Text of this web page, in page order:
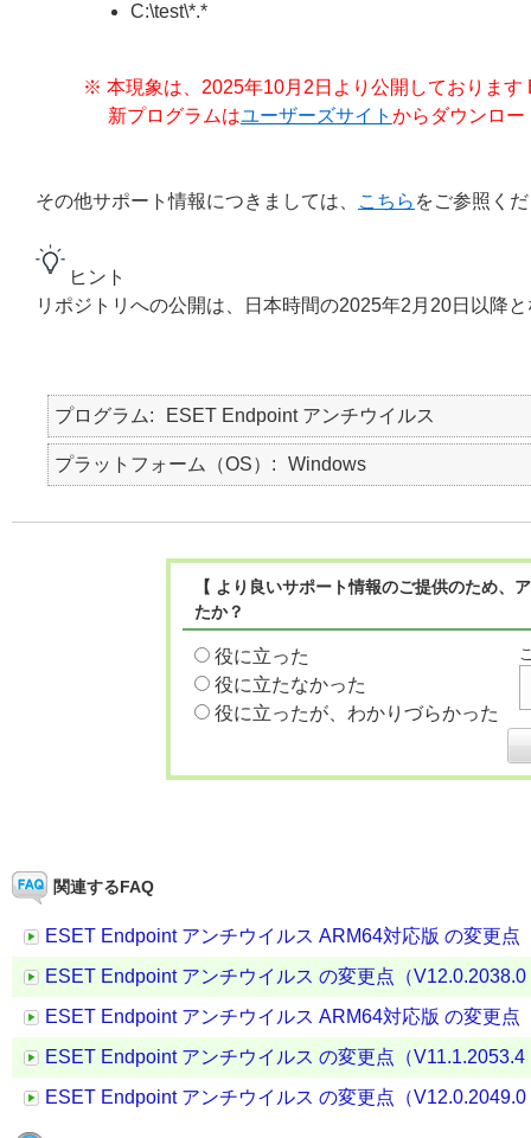
C:\test\*.*
※ 本現象は、2025年10月2日より公開しておりま
新プログラムはユーザーズサイト からダウンロ
その他サポート情報につきましては、 こちら をご参照く
ヒント
リポジトリへの公開は、日本時間の2025年2月20日以降
プログラム ESET Endpoint アンチウイルス
プラットフォーム（OS） Windows
【 より良いサポート情報のご提供のため
たか？
役に立った
役に立たなかった
役に立ったが、わかりづらかった
関連するFAQ
ESET Endpoint アンチウイルス ARM64対応版 の変更
ESET Endpoint アンチウイルス の変更点（
ESET Endpoint アンチウイルス ARM64対応版 の変更
ESET Endpoint アンチウイルス の変更点（
ESET Endpoint アンチウイルス の変更点（